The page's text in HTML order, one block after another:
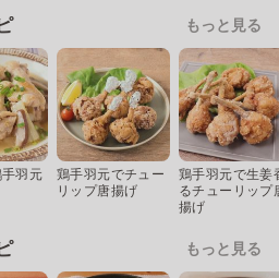
もっと見る
羽元
鶏手羽元でチュー
リップ唐揚げ
鶏手羽元で生姜
るチューリップ
揚げ
もっと見る